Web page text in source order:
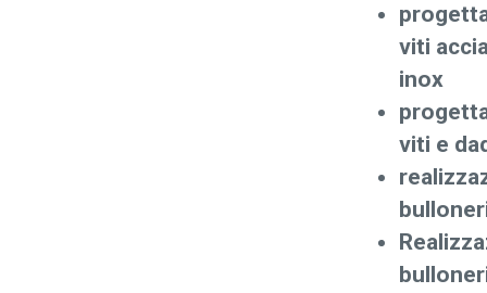
viti
inox
viti e